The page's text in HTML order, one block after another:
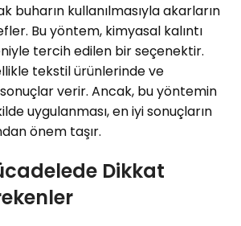
buharın kullanılmasıyla akarların
Bu yöntem, kimyasal kalıntı
tercih edilen bir seçenektir.
tekstil ürünlerinde ve
verir. Ancak, bu yöntemin
uygulanması, en iyi sonuçların
önem taşır.
Dikkat